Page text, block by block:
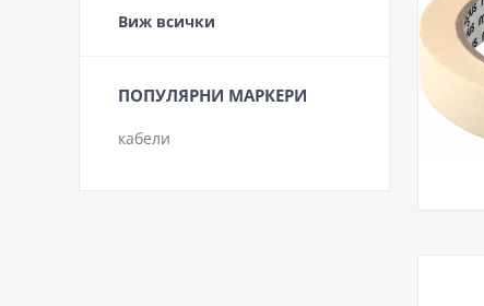
Виж всички
ПОПУЛЯРНИ МАРКЕРИ
кабели